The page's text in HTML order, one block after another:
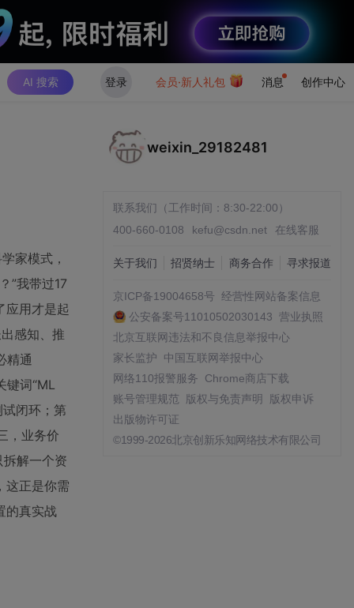
AI 搜索 登录 会员·新人礼包 消息 创作中心
家模式，
”我带过17
应用才是起
感知、推
精通
键词“ML
闭环；第
，业务价
解一个资
这正是你需
的真实战
weixin_29182481
联系我们（工作时间：8:30-22:00）
400-660-0108
kefu@csdn.net 在线客服
关于我们 招贤纳士 商务合作 寻求报道
京ICP备19004658号 经营性网站备案信息
公安备案号11010502030143 营业执照
北京互联网违法和不良信息举报中心
家长监护
中国互联网举报中心
网络110报警服务
Chrome商店下载
账号管理规范
版权与免责声明
版权申诉
出版物许可证
©1999-2026北京创新乐知网络技术有限公司